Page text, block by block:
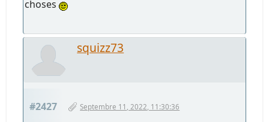
choses
squizz73
#2427 Septembre 11, 2022, 11:30:36